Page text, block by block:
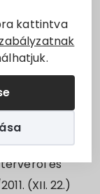
kattintva
szóló 2011.
Villány
testülete a
számú
és
(XII. 22.)